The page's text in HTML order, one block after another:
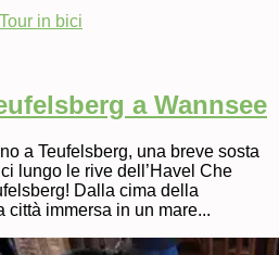
Tour in bici
a Wannsee
a Teufelsberg, una breve sosta
lungo le rive dell’Havel Che
Dalla cima della
città immersa in un mare...